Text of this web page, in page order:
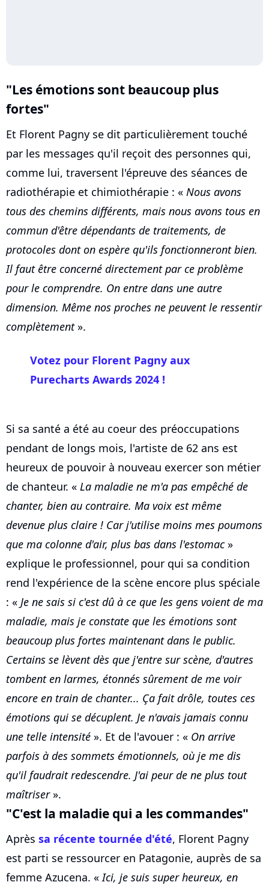
"Les émotions sont beaucoup plus
fortes"
Et Florent Pagny se dit particulièrement touché
par les messages qu'il reçoit des personnes qui,
comme lui, traversent l'épreuve des séances de
radiothérapie et chimiothérapie : « Nous avons
tous des chemins différents, mais nous avons tous en
commun d'être dépendants de traitements, de
protocoles dont on espère qu'ils fonctionneront bien.
Il faut être concerné directement par ce problème
pour le comprendre. On entre dans une autre
dimension. Même nos proches ne peuvent le ressentir
complètement».
Votez pour Florent Pagny aux
Purecharts Awards 2024 !
Si sa santé a été au coeur des préoccupations
pendant de longs mois, l'artiste de 62 ans est
heureux de pouvoir à nouveau exercer son métier
de chanteur. « La maladie ne m'a pas empêché de
chanter, bien au contraire. Ma voix est même
devenue plus claire ! Car j'utilise moins mes poumons
que ma colonne d'air, plus bas dans l'estomac»
explique le professionnel, pour qui sa condition
rend l'expérience de la scène encore plus spéciale
: « Je ne sais si c'est dû à ce que les gens voient de ma
maladie, mais je constate que les émotions sont
beaucoup plus fortes maintenant dans le public.
Certains se lèvent dès que j'entre sur scène, d'autres
tombent en larmes, étonnés sûrement de me voir
encore en train de chanter... Ça fait drôle, toutes ces
émotions qui se décuplent. Je n'avais jamais connu
une telle intensité ». Et de l'avouer : « On arrive
parfois à des sommets émotionnels, où je me dis
qu'il faudrait redescendre. J'ai peur de ne plus tout
maîtriser».
"C'est la maladie qui a les commandes"
Après sa récente tournée d'été, Florent Pagny
est parti se ressourcer en Patagonie, auprès de sa
femme Azucena. «Ici, je suis super heureux, en